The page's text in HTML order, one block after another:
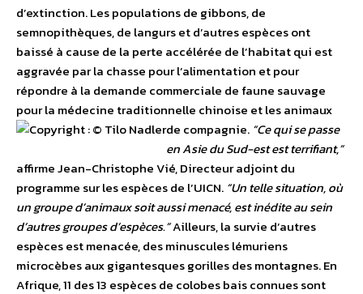
d’extinction. Les populations de gibbons, de
semnopithèques, de langurs et d’autres espèces ont
baissé à cause de la perte accélérée de l’habitat qui est
aggravée par la chasse pour l’alimentation et pour
répondre à la demande commerciale de faune sauvage
pour la médecine traditionnelle chinoise et les animaux
de compagnie. “Ce qui se passe
en Asie du Sud-est est terrifiant,”
affirme Jean-Christophe Vié, Directeur adjoint du
programme sur les espèces de l’UICN. “Un telle situation, où
un groupe d’animaux soit aussi menacé, est inédite au sein
d’autres groupes d’espèces.”Ailleurs, la survie d’autres
espèces est menacée, des minuscules lémuriens
microcèbes aux gigantesques gorilles des montagnes. En
Afrique, 11 des 13 espèces de colobes bais connues sont